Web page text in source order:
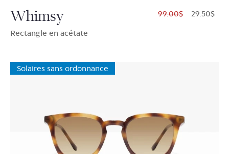
Whimsy
Rectangle en acétate
$99.00 $29.50
Solaires sans ordonnance